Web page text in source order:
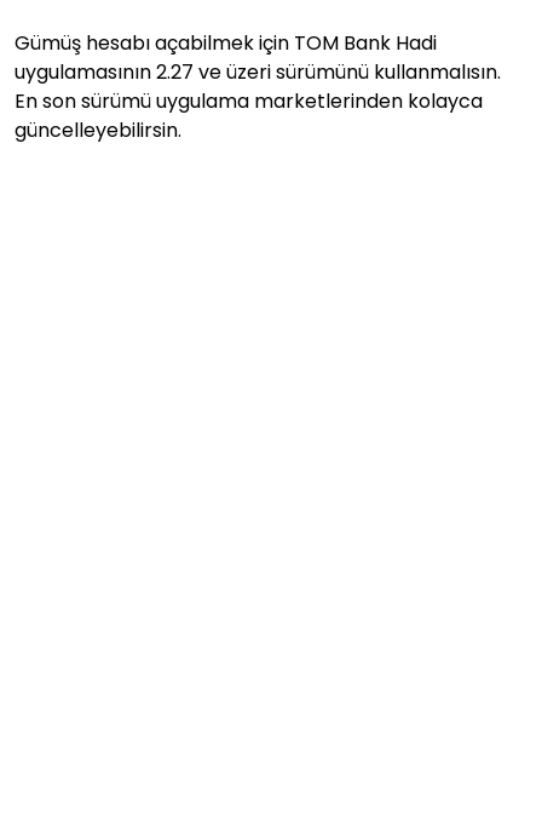
Gümüş hesabı açabilmek için TOM Bank Hadi
uygulamasının 2.27 ve üzeri sürümünü kullanmalısın.
En son sürümü uygulama marketlerinden kolayca
güncelleyebilirsin.